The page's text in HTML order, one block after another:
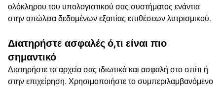
ολόκληρου του υπολογιστικού σας συστήματος ενάντια
στην απώλεια δεδομένων εξαιτίας επιθέσεων λυτρισμικού.
Διατηρήστε ασφαλές ό,τι είναι πιο
σημαντικό
Διατηρήστε τα αρχεία σας ιδιωτικά και ασφαλή στο σπίτι ή
στην επιχείρηση. Χρησιμοποιήστε το συμπεριλαμβανόμενο